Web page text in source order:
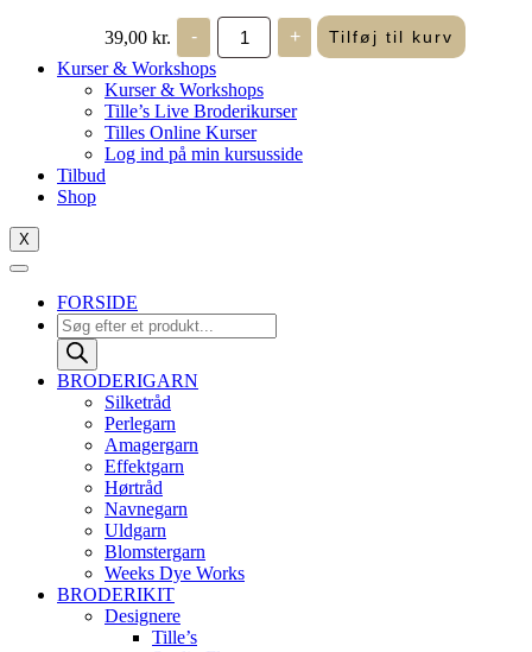
39,00 kr. -
John
James
-
Perlenåle
Krumme
10
antal
+ Tilføj til kurv
Kurser & Workshops
Kurser & Workshops
Tille’s Live Broderikurser
Tilles Online Kurser
Log ind på min kursusside
Tilbud
Shop
X
FORSIDE
Products
search
BRODERIGARN
Silketråd
Perlegarn
Amagergarn
Effektgarn
Hørtråd
Navnegarn
Uldgarn
Blomstergarn
Weeks Dye Works
BRODERIKIT
Designere
Tille’s